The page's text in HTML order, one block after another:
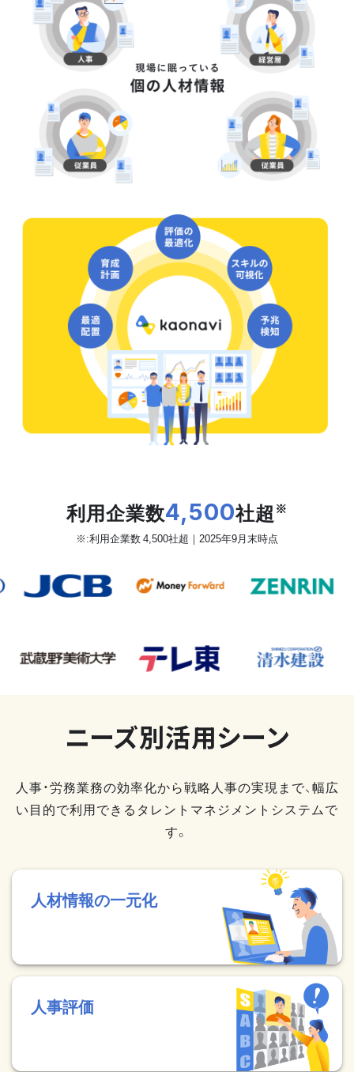
利用企業数4,500社超 ※
※:利用企業数 4,500社超｜2025年9月末時点
ニーズ別活用シーン
人事・労務業務の効率化から戦略人事の実現まで、幅広
い目的で利用できるタレントマネジメントシステムで
す。
人材情報の一元化
人事評価